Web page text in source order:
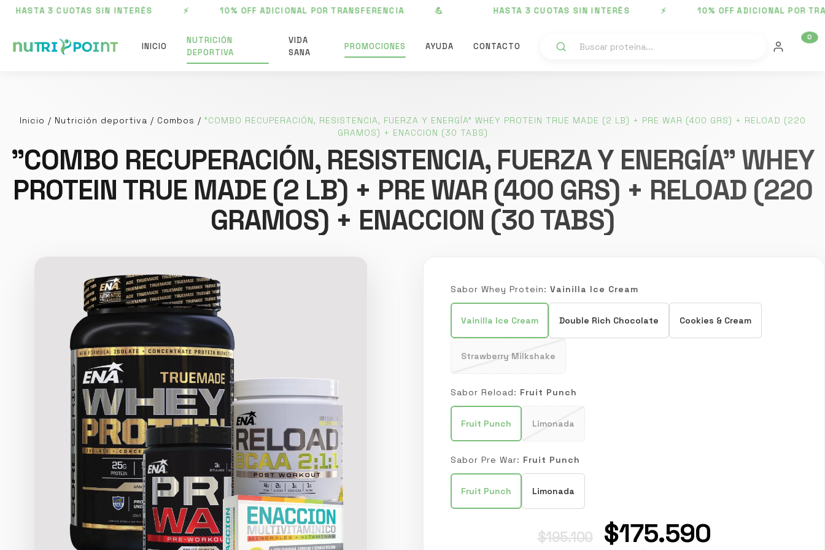
3 CUOTAS SIN INTERÉS ⚡ 10% OFF ADICIONAL POR TRANSFERENCIA 💪 HASTA 3 CUOTAS SIN INTERÉS ⚡ 10% OFF ADICIONAL POR
INICIO
NUTRICIÓN
DEPORTIVA
VIDA
SANA
PROMOCIONES AYUDA CONTACTO
0
Inicio / Nutrición deportiva / Combos / "COMBO RECUPERACIÓN, RESISTENCIA, FUERZA Y ENERGÍA" WHEY PROTEIN TRUE MADE (2 LB) + PRE WAR (400 GRS) + RELOAD (220
GRAMOS) + ENACCION (30 TABS)
"COMBO RECUPERACIÓN, RESISTENCIA, FUERZA Y ENERGÍA" WHEY
PROTEIN TRUE MADE (2 LB) + PRE WAR (400 GRS) + RELOAD (220
GRAMOS) + ENACCION (30 TABS)
Sabor Whey Protein:Vainilla Ice Cream
Vainilla Ice Cream Double Rich Chocolate Cookies & Cream
Strawberry Milkshake
Sabor Reload: Fruit Punch
Fruit Punch Limonada
Sabor Pre War: Fruit Punch
Fruit Punch Limonada
$195.100 $175.590